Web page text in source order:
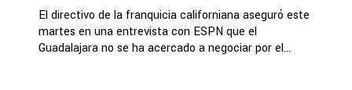
El directivo de la franquicia californiana aseguró este
martes en una entrevista con ESPN que el
Guadalajara no se ha acercado a negociar por el...